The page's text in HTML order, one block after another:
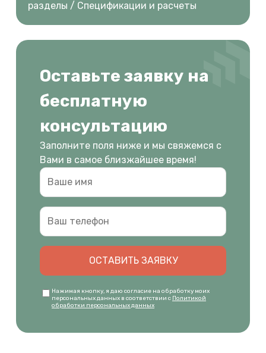
разделы / Спецификации и расчеты
Оставьте заявку на
бесплатную
консультацию
Заполните поля ниже и мы свяжемся с
Вами в самое близжайшее время!
ОСТАВИТЬ ЗАЯВКУ
Нажимая кнопку, я даю согласие на обработку моих
персональных данных в соответствии с Политикой
обработки персональных данных